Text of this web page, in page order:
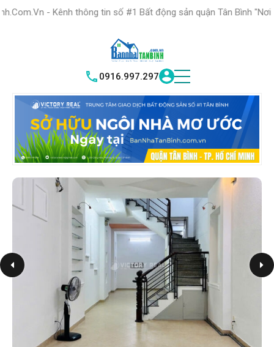
thông tin số #1 Bất động sản quận Tân Bình "Nơi bạn tìm
0916.997.297
HỆ THỐNG TRUNG
TÂM GIAO DỊCH BĐS TỐT NHẤT QUẬN
TÂN BÌNHVICTORY REAL TÌM HIỂU NG|